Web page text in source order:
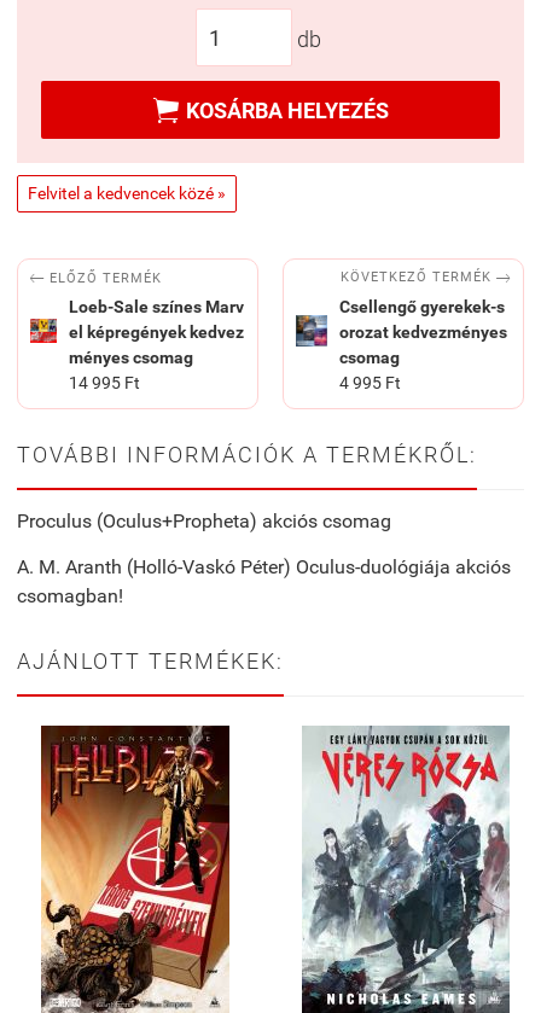
db
 KOSÁRBA HELYEZÉS
Felvitel a kedvencek közé »
 ELŐZŐ TERMÉK
Loeb-Sale színes Marv
el képregények kedvez
ményes csomag
14 995 Ft
KÖVETKEZŐ TERMÉK 
Csellengő gyerekek-s
orozat kedvezményes
csomag
4 995 Ft
TOVÁBBI INFORMÁCIÓK A TERMÉKRŐL:
Proculus (Oculus+Propheta) akciós csomag
A. M. Aranth (Holló-Vaskó Péter) Oculus-duológiája akciós
csomagban!
AJÁNLOTT TERMÉKEK: